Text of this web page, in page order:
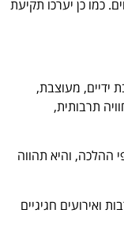
כמו כן יערכו תקיעת
ידיים, מעוצבת,
תרבותית,
ההלכה, והיא תהווה
ואירועים חגיגיים